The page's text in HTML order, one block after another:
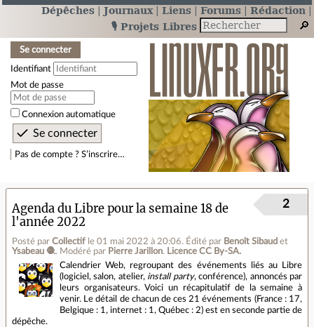
Dépêches Journaux Liens Forums
Rédaction
🎙️ Projets Libres
Se connecter
Identifiant
Mot de passe
Connexion automatique
Pas de compte ? S’inscrire…
Agenda du Libre pour la semaine 18 de
l'année 2022
Posté par Collectif le 01 mai 2022 à 20:06. Édité par Benoît Sibaud et
Ysabeau 🧶. Modéré par Pierre Jarillon. Licence CC By‑SA.
2
Calendrier Web, regroupant des événements liés au Libre
(logiciel, salon, atelier, install party, conférence), annoncés par
leurs organisateurs. Voici un récapitulatif de la semaine à
venir. Le détail de chacun de ces 21 événements (France : 17,
Belgique : 1, internet : 1, Québec : 2) est en seconde partie de
dépêche.